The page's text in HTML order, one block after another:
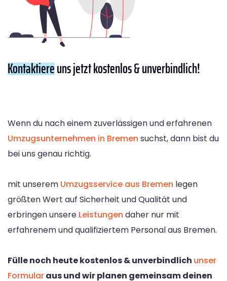
Kontaktiereuns jetzt kostenlos & unverbindlich!
Wenn du nach einem zuverlässigen und erfahrenen
Umzugsunternehmen in Bremen suchst, dann bist du
bei uns genau richtig.
mit unserem Umzugsservice aus Bremen legen
größten Wert auf Sicherheit und Qualität und
erbringen unsere Leistungen daher nur mit
erfahrenem und qualifiziertem Personal aus Bremen.
Fülle noch heute kostenlos & unverbindlich unser
Formularaus und wir planen gemeinsam deinen